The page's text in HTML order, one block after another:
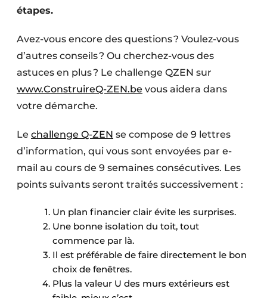
étapes.
Avez-vous encore des questions ? Voulez-vous
d’autres conseils ? Ou cherchez-vous des
astuces en plus ? Le challenge QZEN sur
www.ConstruireQ-ZEN.be vous aidera dans
votre démarche.
Le challenge Q-ZEN se compose de 9 lettres
d’information, qui vous sont envoyées par e-
mail au cours de 9 semaines consécutives. Les
points suivants seront traités successivement :
Un plan financier clair évite les surprises.
Une bonne isolation du toit, tout
commence par là.
Il est préférable de faire directement le bon
choix de fenêtres.
Plus la valeur U des murs extérieurs est